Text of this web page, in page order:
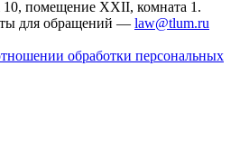
10, помещение XXII, комната 1.
для обращений — law@tlum.ru
обработки персональных